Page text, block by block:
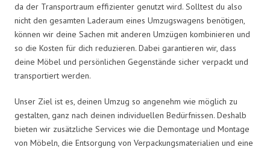
da der Transportraum effizienter genutzt wird. Solltest du also
nicht den gesamten Laderaum eines Umzugswagens benötigen,
können wir deine Sachen mit anderen Umzügen kombinieren und
so die Kosten für dich reduzieren. Dabei garantieren wir, dass
deine Möbel und persönlichen Gegenstände sicher verpackt und
transportiert werden.
Unser Ziel ist es, deinen Umzug so angenehm wie möglich zu
gestalten, ganz nach deinen individuellen Bedürfnissen. Deshalb
bieten wir zusätzliche Services wie die Demontage und Montage
von Möbeln, die Entsorgung von Verpackungsmaterialien und eine